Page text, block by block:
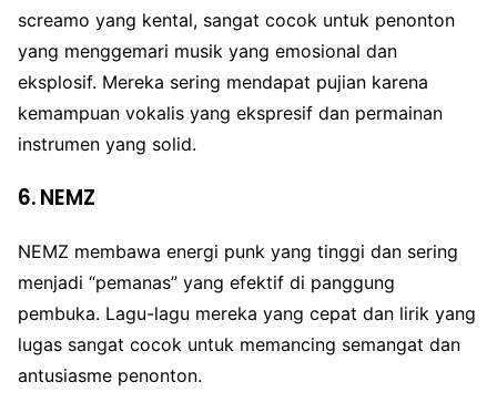
screamo yang kental, sangat cocok untuk penonton
yang menggemari musik yang emosional dan
eksplosif. Mereka sering mendapat pujian karena
kemampuan vokalis yang ekspresif dan permainan
instrumen yang solid.
6.NEMZ
NEMZ membawa energi punk yang tinggi dan sering
menjadi “pemanas” yang efektif di panggung
pembuka. Lagu-lagu mereka yang cepat dan lirik yang
lugas sangat cocok untuk memancing semangat dan
antusiasme penonton.